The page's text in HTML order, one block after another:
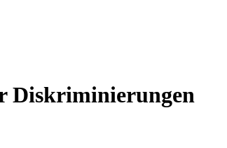
Diskriminierungen